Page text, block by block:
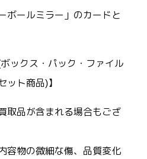
ボールミラー」のカードと
ックス・パック・ファイル
ット商品)】
取品が含まれる場合もござ
容物の微細な傷、品質変化